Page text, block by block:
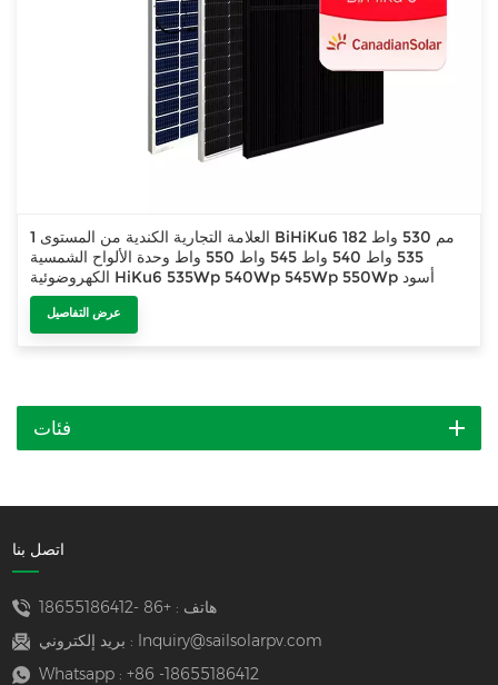
العلامة التجارية الكندية من المستوى 1 BiHiKu6 182 مم 530 واط
535 واط 540 واط 545 واط 550 واط وحدة الألواح الشمسية
الكهروضوئية HiKu6 535Wp 540Wp 545Wp 550Wp أسود
بالكامل 380Wp 385Wp 390Wp 400Wp
عرض التفاصيل
فئات
اتصل بنا
هاتف :+86 -18655186412
بريد إلكتروني :
Inquiry@sailsolarpv.com
Whatsapp : +86 -18655186412